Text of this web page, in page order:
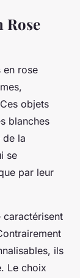
Rose
en rose
objets
blanches
de la
se
par leur
caractérisent
ils
Le choix